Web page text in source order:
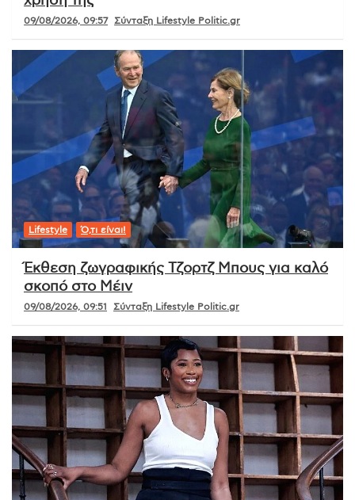
09/08/2026, 09:57 Σύνταξη Lifestyle Politic.gr
Lifestyle Ό,τι είναι!
Έκθεση ζωγραφικής Τζορτζ Μπους για καλό
σκοπό στο Μέιν
09/08/2026, 09:51 Σύνταξη Lifestyle Politic.gr